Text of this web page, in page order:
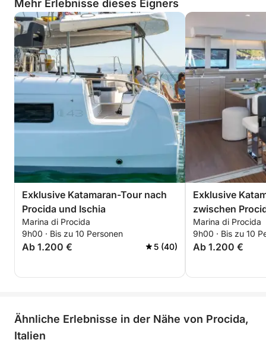
Mehr Erlebnisse dieses Eigners
Exklusive Katamaran-Tour nach
Procida und Ischia
Marina di Procida
9h00 · Bis zu 10 Personen
Ab 1.200 € 5 (40)
Exklusive
zwischen
Marina di Procida
9h00 · Bis zu 10
Ab 1.200 €
Ähnliche Erlebnisse in der Nähe von Procida,
Italien